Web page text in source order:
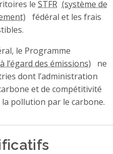
le STFR
fédéral et les frais
le Programme
ne
dont l’administration
et de compétitivité
pollution par le carbone.